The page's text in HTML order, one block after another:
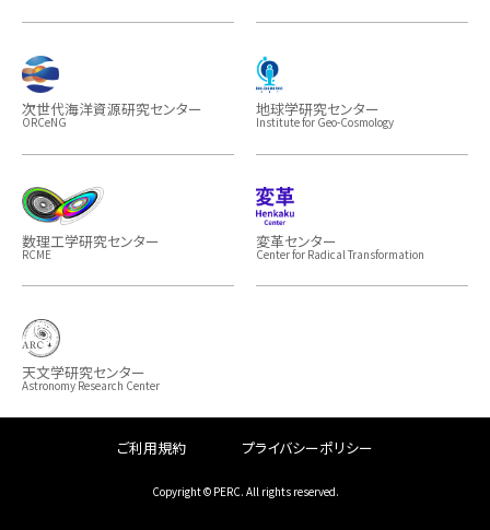
次世代海洋資源研究センター
ORCeNG
地球学研究センター
Institute for Geo-Cosmology
数理工学研究センター
RCME
変革センター
Center for Radical Transformation
天文学研究センター
Astronomy Research Center
ご利用規約 プライバシーポリシー
Copyright © PERC. All rights reserved.